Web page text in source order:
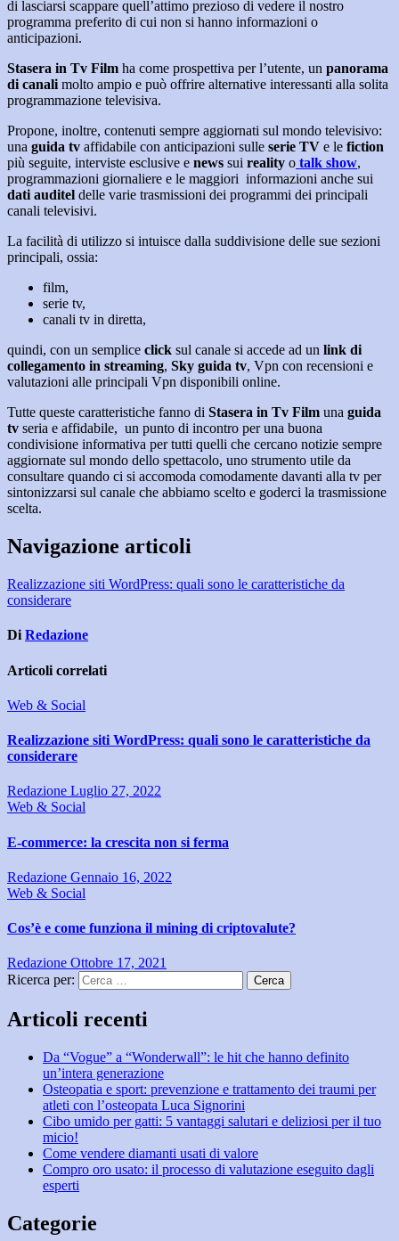
di lasciarsi scappare quell’attimo prezioso di vedere il nostro
programma preferito di cui non si hanno informazioni o
anticipazioni.
Stasera in Tv Film ha come prospettiva per l’utente, un panorama
di canali molto ampio e può offrire alternative interessanti alla solita
programmazione televisiva.
Propone, inoltre, contenuti sempre aggiornati sul mondo televisivo:
una guida tv affidabile con anticipazioni sulle serie TV e le fiction
più seguite, interviste esclusive e news sui reality o talk show,
programmazioni giornaliere e le maggiori informazioni anche sui
dati auditel delle varie trasmissioni dei programmi dei principali
canali televisivi.
La facilità di utilizzo si intuisce dalla suddivisione delle sue sezioni
principali, ossia:
film,
serie tv,
canali tv in diretta,
quindi, con un semplice click sul canale si accede ad un link di
collegamento in streaming, Sky guida tv, Vpn con recensioni e
valutazioni alle principali Vpn disponibili online.
Tutte queste caratteristiche fanno di Stasera in Tv Film una guida
tv seria e affidabile, un punto di incontro per una buona
condivisione informativa per tutti quelli che cercano notizie sempre
aggiornate sul mondo dello spettacolo, uno strumento utile da
consultare quando ci si accomoda comodamente davanti alla tv per
sintonizzarsi sul canale che abbiamo scelto e goderci la trasmissione
scelta.
Navigazione articoli
Realizzazione siti WordPress: quali sono le caratteristiche da
considerare
Di Redazione
Articoli correlati
Web & Social
Realizzazione siti WordPress: quali sono le caratteristiche da
considerare
Redazione Luglio 27, 2022
Web & Social
E-commerce: la crescita non si ferma
Redazione Gennaio 16, 2022
Web & Social
Cos’è e come funziona il mining di criptovalute?
Redazione Ottobre 17, 2021
Ricerca per:
Articoli recenti
Da “Vogue” a “Wonderwall”: le hit che hanno definito
un’intera generazione
Osteopatia e sport: prevenzione e trattamento dei traumi per
atleti con l’osteopata Luca Signorini
Cibo umido per gatti: 5 vantaggi salutari e deliziosi per il tuo
micio!
Come vendere diamanti usati di valore
Compro oro usato: il processo di valutazione eseguito dagli
esperti
Categorie